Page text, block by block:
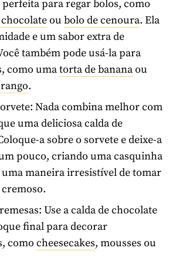
para regar bolos, como
ou bolo de cenoura. Ela
e um sabor extra de
também pode usá-la para
como umatorta de bananaou
.
Nada combina melhor com
uma deliciosa calda de
a sobre o sorvete e deixe-a
pouco, criando uma casquinha
uma maneira irresistível de tomar
Use a calda de chocolate
final para decorar
como cheesecakes, mousses ou